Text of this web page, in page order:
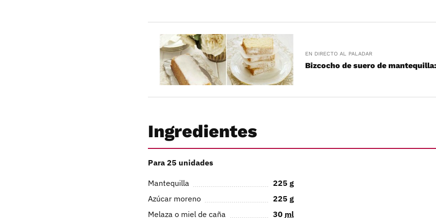
EN DIRECTO AL PALADAR
Bizcocho de suero de
Ingredientes
Para 25 unidades
Mantequilla 225 g
Azúcar moreno
225 g
Melaza o miel de caña
30 ml